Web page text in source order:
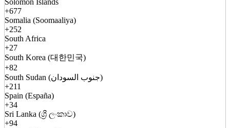
Solomon Islands
+677
Somalia (Soomaaliya)
+252
South Africa
+27
South Korea (대한민국)
+82
South Sudan (جنوب السودان)
+211
Spain (España)
+34
Sri Lanka (ශ්‍රී ලංකාව)
+94